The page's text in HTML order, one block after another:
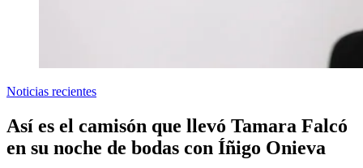
Noticias recientes
Así es el camisón que llevó Tamara Falcó
en su noche de bodas con Íñigo Onieva